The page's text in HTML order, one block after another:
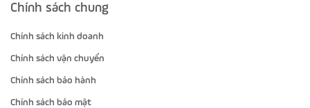
Chính sách chung
Chính sách kinh doanh
Chính sách vận chuyển
Chính sách bảo hành
Chính sách bảo mật